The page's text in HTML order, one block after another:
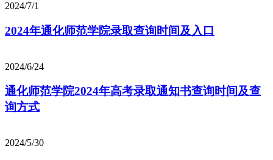
2024/7/1
2024年通化师范学院录取查询时间及入口
2024/6/24
通化师范学院2024年高考录取通知书查询时间及查
询方式
2024/5/30